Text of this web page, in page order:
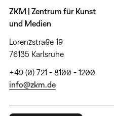
ZKM | Zentrum für Kunst
und Medien
Lorenzstraße 19
76135 Karlsruhe
+49 (0) 721 - 8100 - 1200
info@zkm.de